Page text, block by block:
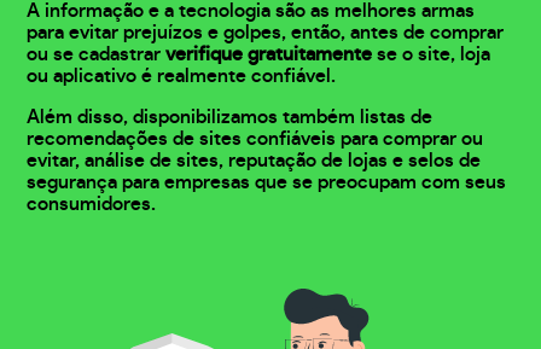
A informação e a tecnologia são as melhores armas
para evitar prejuízos e golpes, então, antes de comprar
ou se cadastrarverifique gratuitamente se o site, loja
ou aplicativo é realmente confiável.
Além disso, disponibilizamos também listas de
recomendações de sites confiáveis para comprar ou
evitar, análise de sites, reputação de lojas e selos de
segurança para empresas que se preocupam com seus
consumidores.